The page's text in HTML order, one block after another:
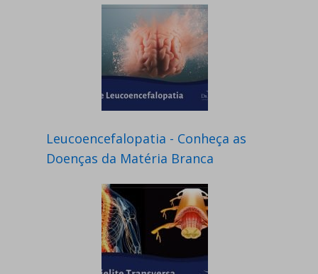
Leucoencefalopatia - Conheça as
Doenças da Matéria Branca